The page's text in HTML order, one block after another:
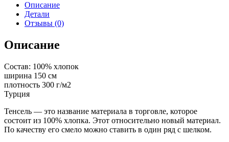
Описание
Детали
Отзывы (0)
Описание
Состав: 100% хлопок
ширина 150 см
плотность 300 г/м2
Турция
Тенсель — это название материала в торговле, которое
состоит из 100% хлопка. Этот относительно новый материал.
По качеству его смело можно ставить в один ряд с шелком.